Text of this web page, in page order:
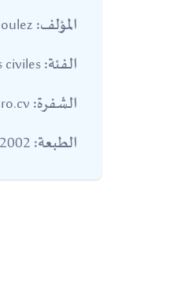
المؤلف:
الفئة:
الشفرة:
الطبعة: